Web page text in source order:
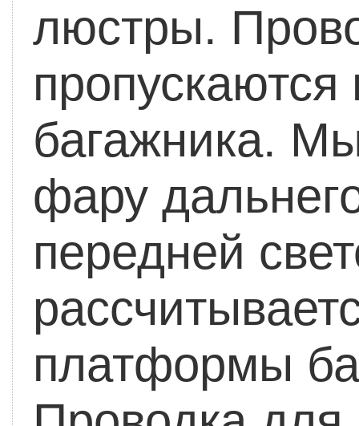
люстры.
багажника. Мы
фару
передней
платформы